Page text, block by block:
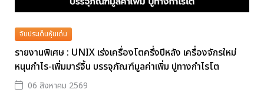
จับประเด็นหุ้นเด่น
รายงานพิเศษ : UNIX เร่งเครื่องโตครึ่งปีหลัง เครื่องจักรใหม่
หนุนกำไร-เพิ่มมาร์จิ้น บรรจุภัณฑ์มูลค่าเพิ่ม ปูทางกำไรโต
06 สิงหาคม 2569